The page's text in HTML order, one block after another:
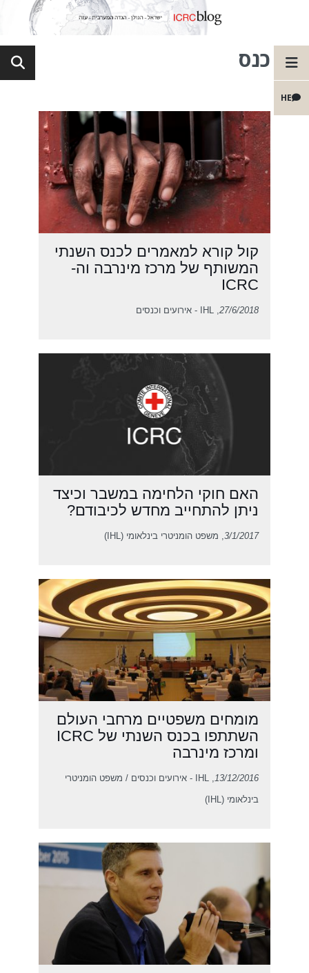
HE
כנס
קול קורא למאמרים לכנס השנתי
המשותף של מרכז מינרבה וה-
ICRC
27/6/2018, IHL - אירועים וכנסים
האם חוקי הלחימה במשבר וכיצד
ניתן להתחייב מחדש לכיבודם?
3/1/2017, משפט הומניטרי בינלאומי (IHL)
מומחים משפטיים מרחבי העולם
השתתפו בכנס השנתי של ICRC
ומרכז מינרבה
13/12/2016 , IHL - אירועים וכנסים / משפט הומניטרי
בינלאומי (IHL)